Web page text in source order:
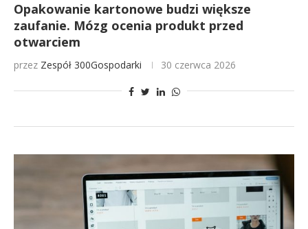
Opakowanie kartonowe budzi większe
zaufanie. Mózg ocenia produkt przed
otwarciem
przez Zespół 300Gospodarki 30 czerwca 2026